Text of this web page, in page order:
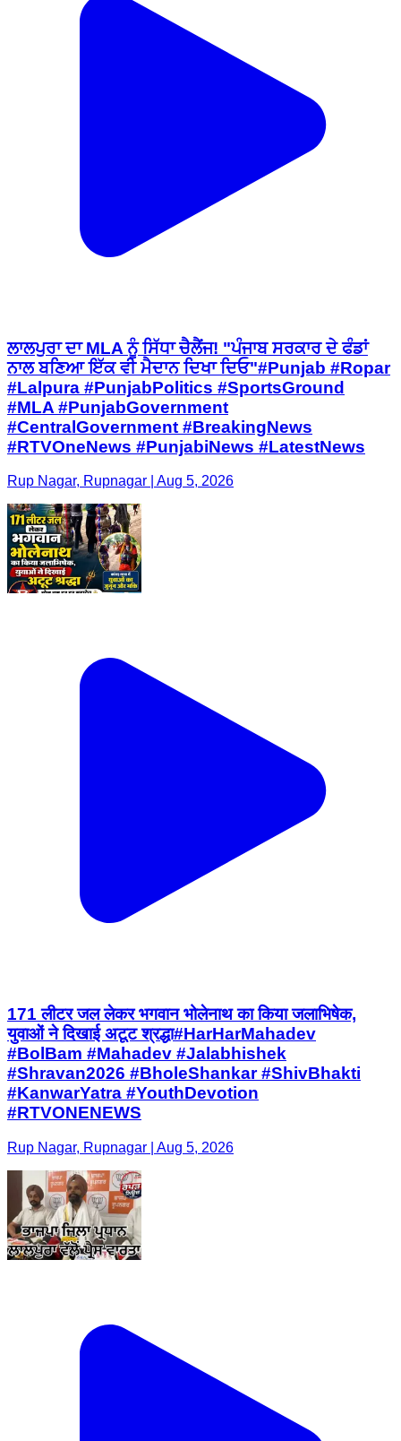
ਲਾਲਪੁਰਾ ਦਾ MLA ਨੂੰ ਸਿੱਧਾ ਚੈਲੈਂਜ! "ਪੰਜਾਬ ਸਰਕਾਰ ਦੇ ਫੰਡਾਂ
ਨਾਲ ਬਣਿਆ ਇੱਕ ਵੀ ਮੈਦਾਨ ਦਿਖਾ ਦਿਓ"#Punjab #Ropar
#Lalpura #PunjabPolitics #SportsGround
#MLA #PunjabGovernment
#CentralGovernment #BreakingNews
#RTVOneNews #PunjabiNews #LatestNews
Rup Nagar, Rupnagar | Aug 5, 2026
171 लीटर जल लेकर भगवान भोलेनाथ का किया जलाभिषेक,
युवाओं ने दिखाई अटूट श्रद्धा#HarHarMahadev
#BolBam #Mahadev #Jalabhishek
#Shravan2026 #BholeShankar #ShivBhakti
#KanwarYatra #YouthDevotion
#RTVONENEWS
Rup Nagar, Rupnagar | Aug 5, 2026